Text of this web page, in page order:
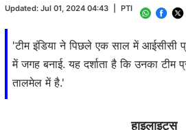
'टीम इंडिया ने पिछले एक साल में आईसीसी
में जगह बनाई. यह दर्शाता है कि उनका टीम
तालमेल में है.'
Updated: Jul 01, 2024 04:43 PTI
हाइलाइट्स